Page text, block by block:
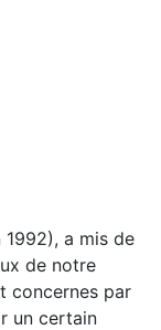
a mis de
de notre
concernes par
un certain